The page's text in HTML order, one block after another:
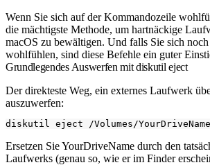
Wenn Sie sich auf der Kommandozeile
die mächtigste Methode, um hartnäckige
macOS zu bewältigen. Und falls Sie sich
wohlfühlen, sind diese Befehle ein guter
Grundlegendes Auswerfen mit diskutil eject
Der direkteste Weg, ein externes Laufwerk
auszuwerfen:
Ersetzen SieYourDriveName durch den
Laufwerks (genau so, wie er im Finder